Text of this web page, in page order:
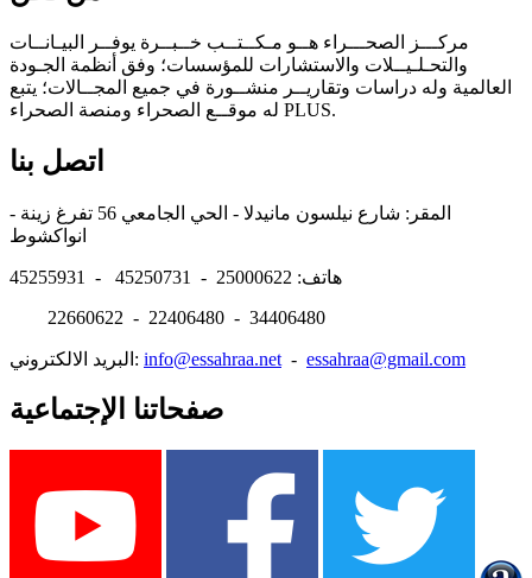
مركـــز الصحـــراء هــو مـكــتــب خــبــرة يوفــر البيـانــات
والتحـلـيــلات والاستشارات للمؤسسات؛ وفق أنظمة الجـودة
العالمية وله دراسات وتقاريــر منشــورة في جميع المجــالات؛ يتبع
له موقــع الصحراء ومنصة الصحراء PLUS.
اتصل بنا
المقر: شارع نيلسون مانيدلا - الحي الجامعي 56 تفرغ زينة -
هاتف: 25000622 - 45250731 - 45255931
22660622 - 22406480 - 34406480
البريد الالكتروني: info@essahraa.net - essahraa@gmail.com
صفحاتنا الإجتماعية